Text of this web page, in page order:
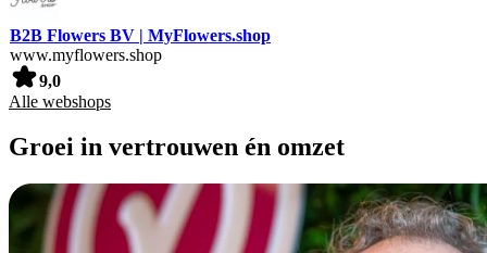
B2B Flowers BV | MyFlowers.shop
www.myflowers.shop
9,0
Alle webshops
Groei in vertrouwen én omzet